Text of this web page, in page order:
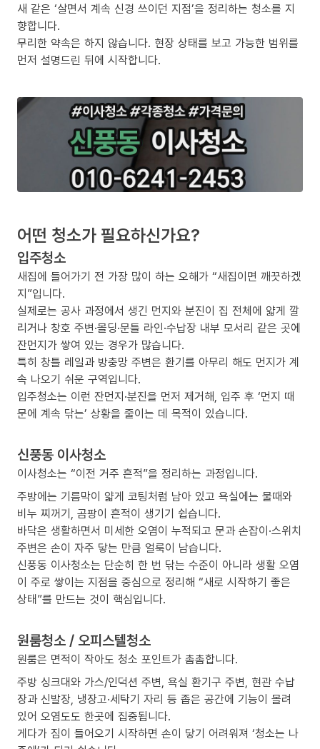
새 같은 ‘살면서 계속 신경 쓰이던 지점’을 정리하는 청소를 지
향합니다.
무리한 약속은 하지 않습니다. 현장 상태를 보고 가능한 범위를
먼저 설명드린 뒤에 시작합니다.
어떤 청소가 필요하신가요?
입주청소
새집에 들어가기 전 가장 많이 하는 오해가 “새집이면 깨끗하겠
지”입니다.
실제로는 공사 과정에서 생긴 먼지와 분진이 집 전체에 얇게 깔
리거나 창호 주변·몰딩·문틀 라인·수납장 내부 모서리 같은 곳에
잔먼지가 쌓여 있는 경우가 많습니다.
특히 창틀 레일과 방충망 주변은 환기를 아무리 해도 먼지가 계
속 나오기 쉬운 구역입니다.
입주청소는 이런 잔먼지·분진을 먼저 제거해, 입주 후 ‘먼지 때
문에 계속 닦는’ 상황을 줄이는 데 목적이 있습니다.
신풍동 이사청소
이사청소는 “이전 거주 흔적”을 정리하는 과정입니다.
주방에는 기름막이 얇게 코팅처럼 남아 있고 욕실에는 물때와
비누 찌꺼기, 곰팡이 흔적이 생기기 쉽습니다.
바닥은 생활하면서 미세한 오염이 누적되고 문과 손잡이·스위치
주변은 손이 자주 닿는 만큼 얼룩이 남습니다.
신풍동 이사청소는 단순히 한 번 닦는 수준이 아니라 생활 오염
이 주로 쌓이는 지점을 중심으로 정리해 “새로 시작하기 좋은
상태”를 만드는 것이 핵심입니다.
원룸청소 / 오피스텔청소
원룸은 면적이 작아도 청소 포인트가 촘촘합니다.
주방 싱크대와 가스/인덕션 주변, 욕실 환기구 주변, 현관 수납
장과 신발장, 냉장고·세탁기 자리 등 좁은 공간에 기능이 몰려
있어 오염도도 한곳에 집중됩니다.
게다가 짐이 들어오기 시작하면 손이 닿기 어려워져 ‘청소는 나